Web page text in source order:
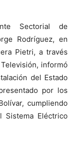
Sectorial de
Rodríguez, en
Pietri, a través
informó
del Estado
por los
cumpliendo
Eléctrico